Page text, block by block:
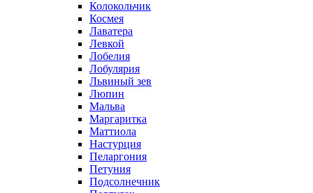
Колокольчик
Космея
Лаватера
Левкой
Лобелия
Лобулярия
Львиный зев
Люпин
Мальва
Маргаритка
Маттиола
Настурция
Пеларгония
Петуния
Подсолнечник